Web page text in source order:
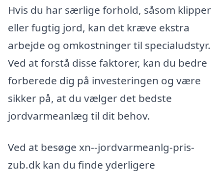
Hvis du har særlige forhold, såsom klipper
eller fugtig jord, kan det kræve ekstra
arbejde og omkostninger til specialudstyr.
Ved at forstå disse faktorer, kan du bedre
forberede dig på investeringen og være
sikker på, at du vælger det bedste
jordvarmeanlæg til dit behov.
Ved at besøge xn--jordvarmeanlg-pris-
zub.dk kan du finde yderligere